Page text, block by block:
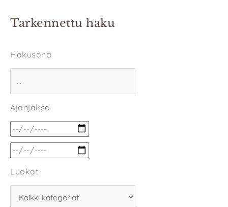
Tarkennettu haku
Hakusana
Ajanjakso
Luokat